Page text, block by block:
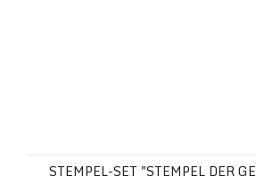
STEMPEL-SET "STEMPEL DER